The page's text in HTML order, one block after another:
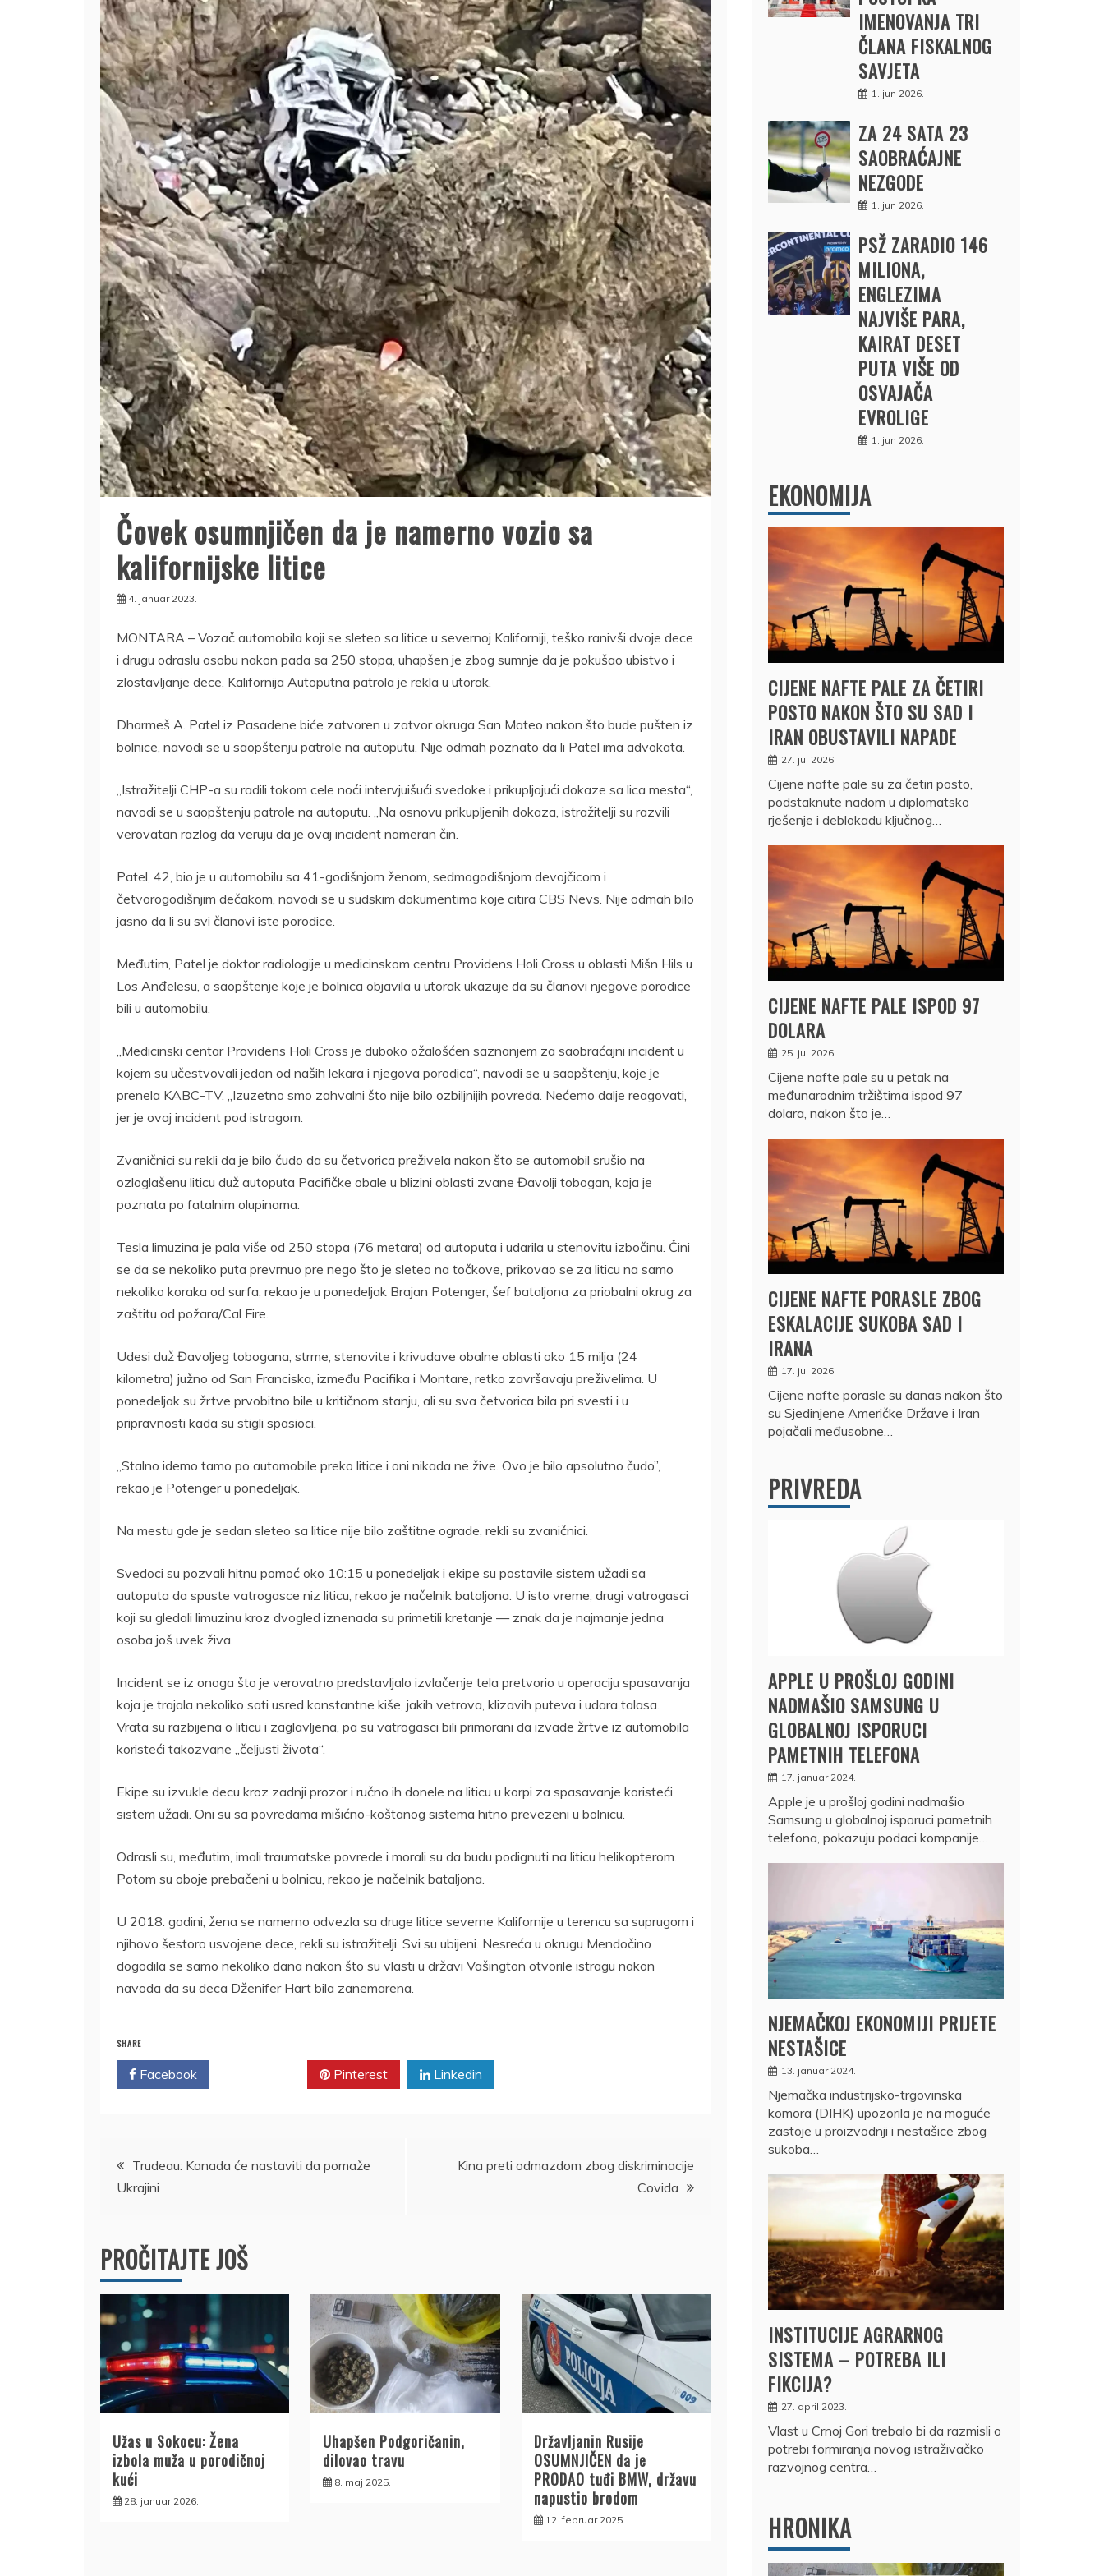
Čovek osumnjičen da je namerno vozio sa
kalifornijske litice
4. januar 2023.
MONTARA – Vozač automobila koji se sleteo sa litice u severnoj Kaliforniji, teško ranivši dvoje dece
i drugu odraslu osobu nakon pada sa 250 stopa, uhapšen je zbog sumnje da je pokušao ubistvo i
zlostavljanje dece, Kalifornija Autoputna patrola je rekla u utorak.
Dharmeš A. Patel iz Pasadene biće zatvoren u zatvor okruga San Mateo nakon što bude pušten iz
bolnice, navodi se u saopštenju patrole na autoputu. Nije odmah poznato da li Patel ima advokata.
„Istražitelji CHP-a su radili tokom cele noći intervjuišući svedoke i prikupljajući dokaze sa lica mesta“,
navodi se u saopštenju patrole na autoputu. „Na osnovu prikupljenih dokaza, istražitelji su razvili
verovatan razlog da veruju da je ovaj incident nameran čin.
Patel, 42, bio je u automobilu sa 41-godišnjom ženom, sedmogodišnjom devojčicom i
četvorogodišnjim dečakom, navodi se u sudskim dokumentima koje citira CBS Nevs. Nije odmah bilo
jasno da li su svi članovi iste porodice.
Međutim, Patel je doktor radiologije u medicinskom centru Providens Holi Cross u oblasti Mišn Hils u
Los Anđelesu, a saopštenje koje je bolnica objavila u utorak ukazuje da su članovi njegove porodice
bili u automobilu.
„Medicinski centar Providens Holi Cross je duboko ožalošćen saznanjem za saobraćajni incident u
kojem su učestvovali jedan od naših lekara i njegova porodica“, navodi se u saopštenju, koje je
prenela KABC-TV. „Izuzetno smo zahvalni što nije bilo ozbiljnijih povreda. Nećemo dalje reagovati,
jer je ovaj incident pod istragom.
Zvaničnici su rekli da je bilo čudo da su četvorica preživela nakon što se automobil srušio na
ozloglašenu liticu duž autoputa Pacifičke obale u blizini oblasti zvane Đavolji tobogan, koja je
poznata po fatalnim olupinama.
Tesla limuzina je pala više od 250 stopa (76 metara) od autoputa i udarila u stenovitu izbočinu. Čini
se da se nekoliko puta prevrnuo pre nego što je sleteo na točkove, prikovao se za liticu na samo
nekoliko koraka od surfa, rekao je u ponedeljak Brajan Potenger, šef bataljona za priobalni okrug za
zaštitu od požara/Cal Fire.
Udesi duž Đavoljeg tobogana, strme, stenovite i krivudave obalne oblasti oko 15 milja (24
kilometra) južno od San Franciska, između Pacifika i Montare, retko završavaju preživelima. U
ponedeljak su žrtve prvobitno bile u kritičnom stanju, ali su sva četvorica bila pri svesti i u
pripravnosti kada su stigli spasioci.
„Stalno idemo tamo po automobile preko litice i oni nikada ne žive. Ovo je bilo apsolutno čudo”,
rekao je Potenger u ponedeljak.
Na mestu gde je sedan sleteo sa litice nije bilo zaštitne ograde, rekli su zvaničnici.
Svedoci su pozvali hitnu pomoć oko 10:15 u ponedeljak i ekipe su postavile sistem užadi sa
autoputa da spuste vatrogasce niz liticu, rekao je načelnik bataljona. U isto vreme, drugi vatrogasci
koji su gledali limuzinu kroz dvogled iznenada su primetili kretanje — znak da je najmanje jedna
osoba još uvek živa.
Incident se iz onoga što je verovatno predstavljalo izvlačenje tela pretvorio u operaciju spasavanja
koja je trajala nekoliko sati usred konstantne kiše, jakih vetrova, klizavih puteva i udara talasa.
Vrata su razbijena o liticu i zaglavljena, pa su vatrogasci bili primorani da izvade žrtve iz automobila
koristeći takozvane „čeljusti života“.
Ekipe su izvukle decu kroz zadnji prozor i ručno ih donele na liticu u korpi za spasavanje koristeći
sistem užadi. Oni su sa povredama mišićno-koštanog sistema hitno prevezeni u bolnicu.
Odrasli su, međutim, imali traumatske povrede i morali su da budu podignuti na liticu helikopterom.
Potom su oboje prebačeni u bolnicu, rekao je načelnik bataljona.
U 2018. godini, žena se namerno odvezla sa druge litice severne Kalifornije u terencu sa suprugom i
njihovo šestoro usvojene dece, rekli su istražitelji. Svi su ubijeni. Nesreća u okrugu Mendočino
dogodila se samo nekoliko dana nakon što su vlasti u državi Vašington otvorile istragu nakon
navoda da su deca Dženifer Hart bila zanemarena.
SHARE
Facebook Pinterest Linkedin
Kretanje
članka
Trudeau: Kanada će nastaviti da pomaže
Ukrajini
Kina preti odmazdom zbog diskriminacije
Covida
PROČITAJTE JOŠ
Užas u Sokocu: Žena
izbola muža u porodičnoj
kući
28. januar 2026.
Uhapšen Podgoričanin,
dilovao travu
8. maj 2025.
Državljanin Rusije
OSUMNJIČEN da je
PRODAO tuđi BMW, državu
napustio brodom
12. februar 2025.
IMENOVANJA TRI
ČLANA FISKALNOG
SAVJETA
1. jun 2026.
ZA 24 SATA 23
SAOBRAĆAJNE
NEZGODE
1. jun 2026.
PSŽ ZARADIO 146
MILIONA,
ENGLEZIMA
NAJVIŠE PARA,
KAIRAT DESET
PUTA VIŠE OD
OSVAJAČA
EVROLIGE
1. jun 2026.
EKONOMIJA
CIJENE NAFTE PALE ZA ČETIRI
POSTO NAKON ŠTO SU SAD I
IRAN OBUSTAVILI NAPADE
27. jul 2026.
Cijene nafte pale su za četiri posto,
podstaknute nadom u diplomatsko
rješenje i deblokadu ključnog…
CIJENE NAFTE PALE ISPOD 97
DOLARA
25. jul 2026.
Cijene nafte pale su u petak na
međunarodnim tržištima ispod 97
dolara, nakon što je…
CIJENE NAFTE PORASLE ZBOG
ESKALACIJE SUKOBA SAD I
IRANA
17. jul 2026.
Cijene nafte porasle su danas nakon što
su Sjedinjene Američke Države i Iran
pojačali međusobne…
PRIVREDA
APPLE U PROŠLOJ GODINI
NADMAŠIO SAMSUNG U
GLOBALNOJ ISPORUCI
PAMETNIH TELEFONA
17. januar 2024.
Apple je u prošloj godini nadmašio
Samsung u globalnoj isporuci pametnih
telefona, pokazuju podaci kompanije…
NJEMAČKOJ EKONOMIJI PRIJETE
NESTAŠICE
13. januar 2024.
Njemačka industrijsko-trgovinska
komora (DIHK) upozorila je na moguće
zastoje u proizvodnji i nestašice zbog
sukoba…
INSTITUCIJE AGRARNOG
SISTEMA – POTREBA ILI
FIKCIJA?
27. april 2023.
Vlast u Crnoj Gori trebalo bi da razmisli o
potrebi formiranja novog istraživačko
razvojnog centra…
HRONIKA